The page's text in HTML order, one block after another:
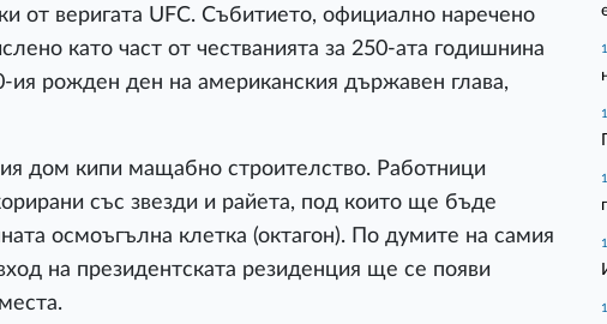
от веригата UFC. Събитието, официално наречено
като част от честванията за 250-ата годишнина
рожден ден на американския държавен глава,
дом кипи мащабно строителство. Работници
със звезди и райета, под които ще бъде
осмоъгълна клетка (октагон). По думите на самия
на президентската резиденция ще се появи